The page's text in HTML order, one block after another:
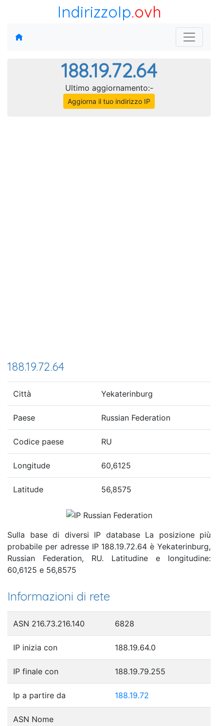
IndirizzoIp.ovh
188.19.72.64
Ultimo aggiornamento:-
Aggiorna il tuo indirizzo IP
188.19.72.64
Città Yekaterinburg
Paese Russian Federation
Codice paese RU
Longitude 60,6125
Latitude 56,8575
Sulla base di diversi IP database La posizione più
probabile per adresse IP 188.19.72.64 è Yekaterinburg,
Russian Federation, RU. Latitudine e longitudine:
60,6125 e 56,8575
Informazioni di rete
ASN 216.73.216.140 6828
IP inizia con 188.19.64.0
IP finale con 188.19.79.255
Ip a partire da 188.19.72
ASN Nome